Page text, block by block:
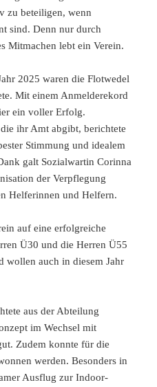
zu beteiligen, wenn
sind. Denn nur durch
Mitmachen lebt ein Verein.
2025 waren die Flotwedel
Mit einem Anmelderekord
ein voller Erfolg.
ihr Amt abgibt, berichtete
Stimmung und idealem
galt Sozialwartin Corinna
der Verpflegung
Helferinnen und Helfern.
auf eine erfolgreiche
Ü30 und die Herren Ü55
wollen auch in diesem Jahr
aus der Abteilung
im Wechsel mit
Zudem konnte für die
werden. Besonders in
Ausflug zur Indoor-